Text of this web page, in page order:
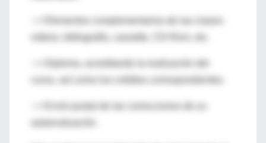
videos, biblografía, cassette, CD-Rom, etc.